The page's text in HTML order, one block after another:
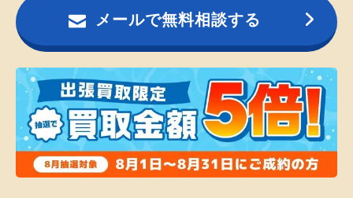
メールで無料相談する